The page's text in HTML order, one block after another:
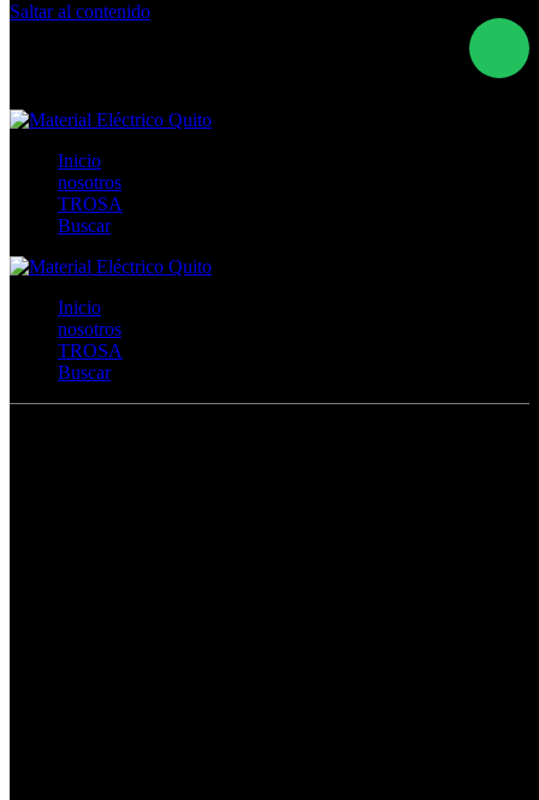
Saltar al contenido
Inicio
nosotros
TROSA
Buscar
Inicio
nosotros
TROSA
Buscar